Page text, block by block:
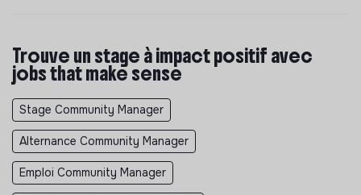
Trouve un stage à impact positif avec
jobs that make sense
Stage Community Manager
Alternance Community Manager
Emploi Community Manager